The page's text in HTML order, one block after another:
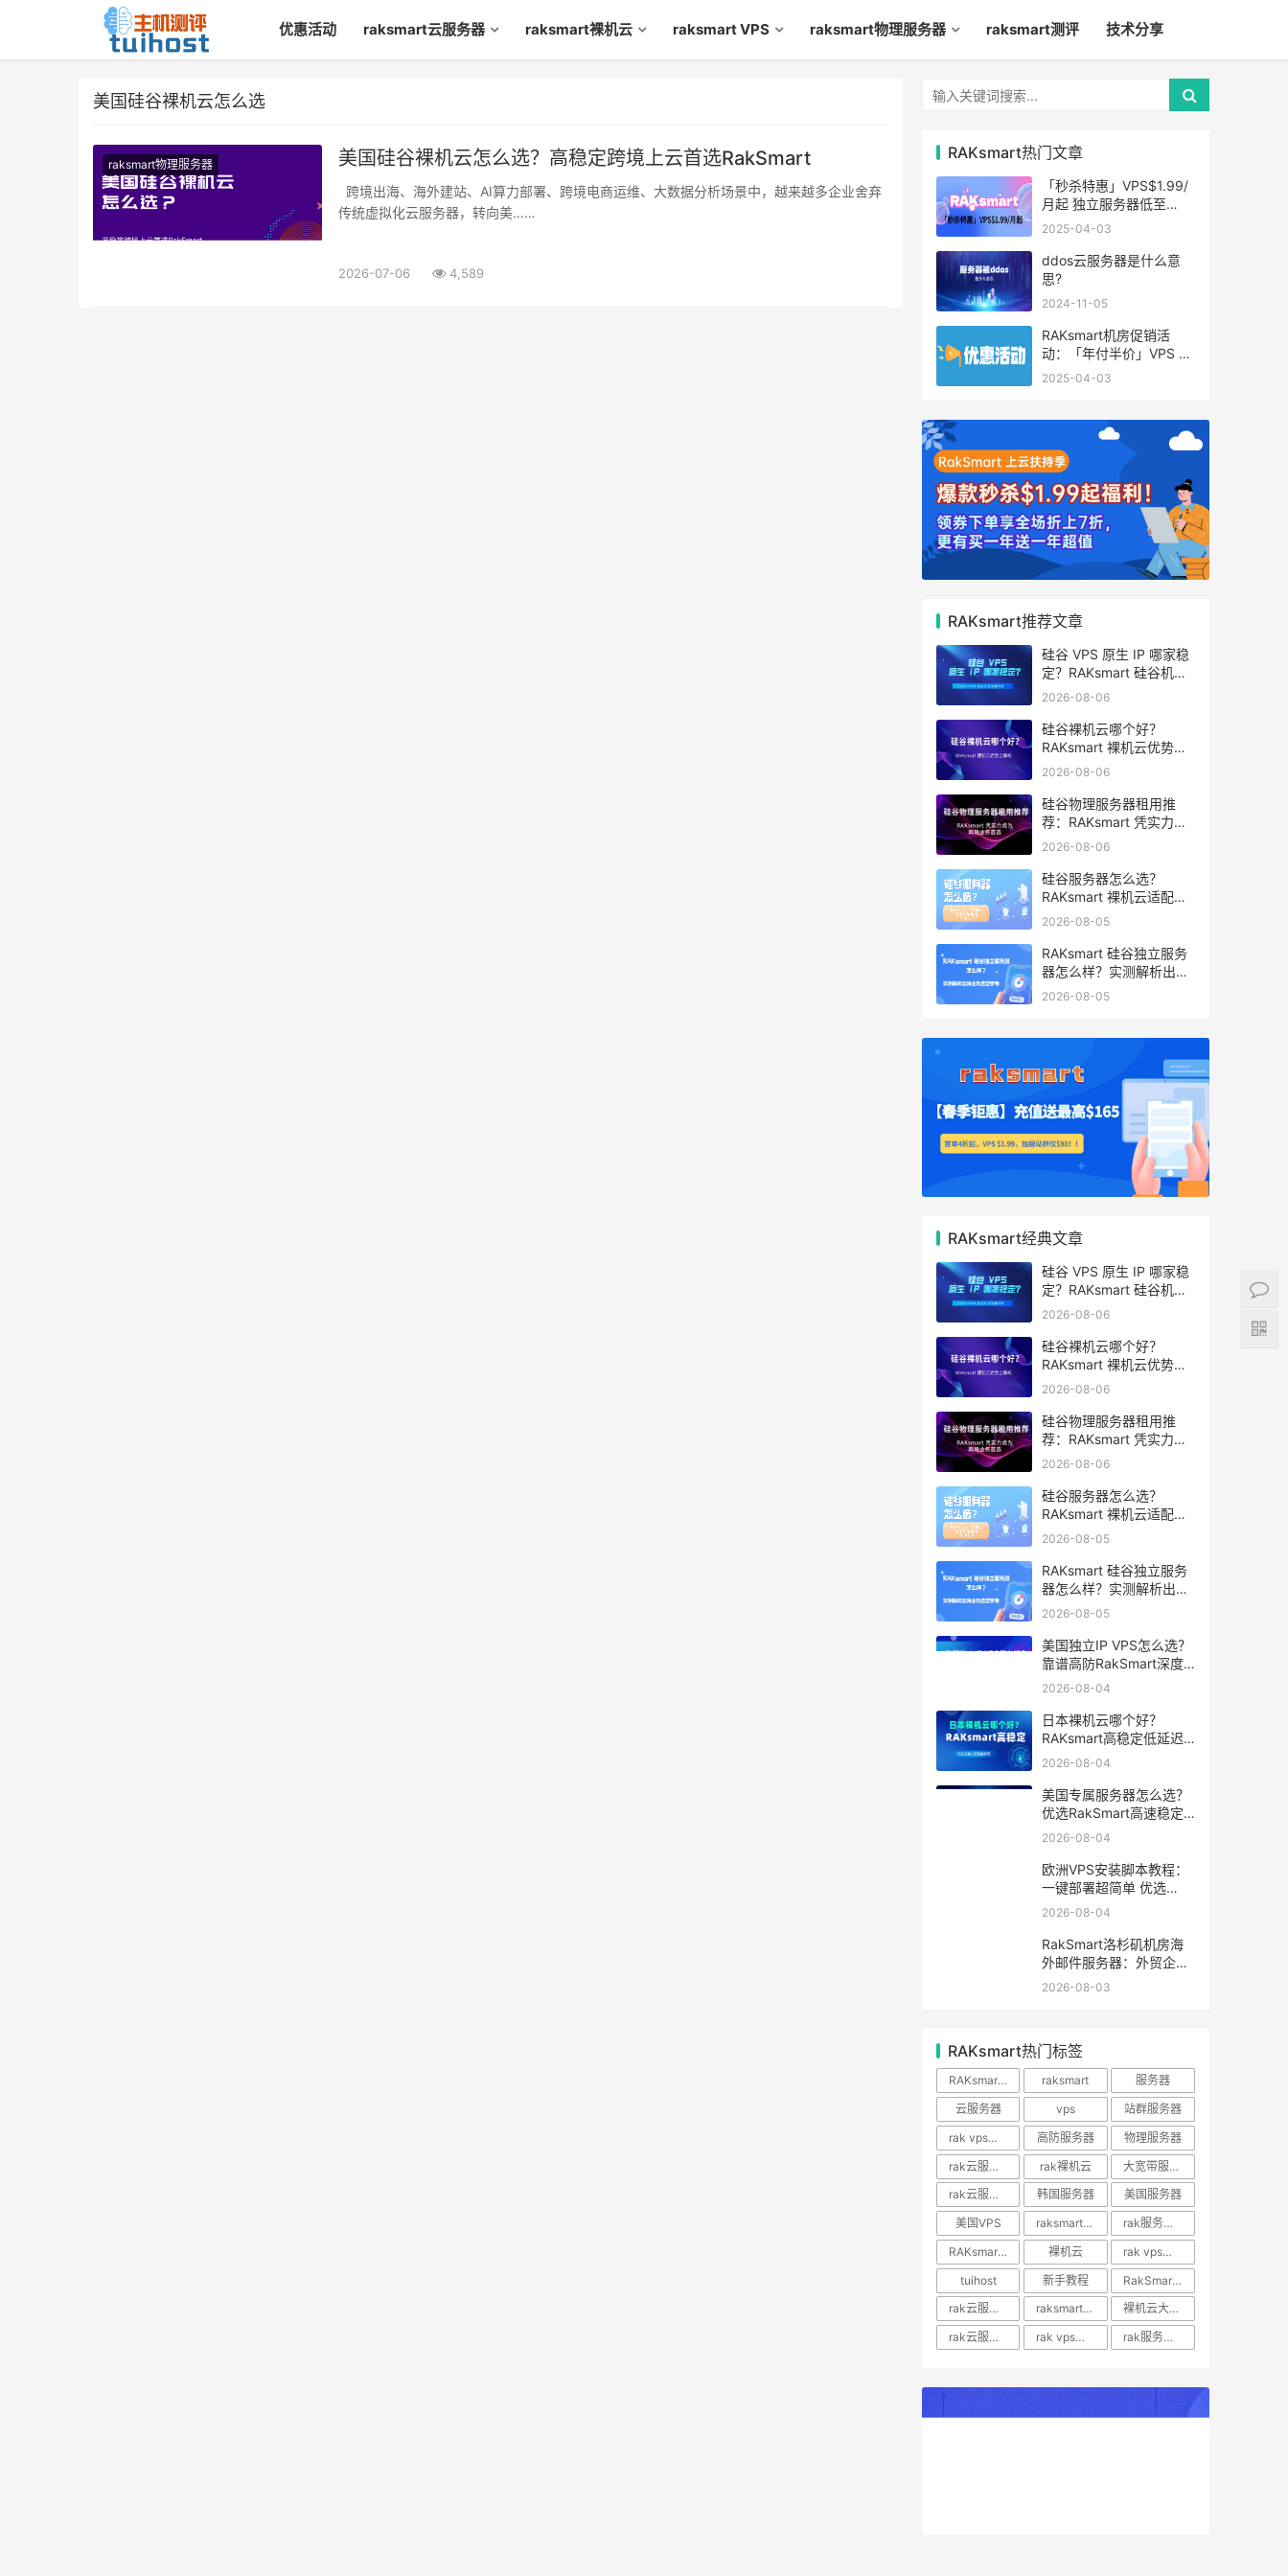
优惠活动 raksmart云服务器 raksmart裸机云 raksmart VPS raksmart物理服务器 raksmart测评 技术分享
美国硅谷裸机云怎么选
raksmart物理服务器 美国硅谷裸机云怎么选？高稳定跨境上云首选RakSmart
跨境出海、海外建站、AI算力部署、跨境电商运维、大数据分析场景中，越来越多企业舍弃
传统虚拟化云服务器，转向美……
2026-07-06 4,589
RAKsmart热门文章
「秒杀特惠」VPS$1.99/
月起 独立服务器低至
$49/月起
2025-04-03
ddos云服务器是什么意
思?
2024-11-05
RAKsmart机房促销活
动：「年付半价」VPS 云
服务器仅$19.6/年起
2025-04-03
RAKsmart推荐文章
硅谷 VPS 原生 IP 哪家稳
定？RAKsmart 硅谷机房
深度评测
2026-08-06
硅谷裸机云哪个好？
RAKsmart 裸机云优势全
解析
2026-08-06
硅谷物理服务器租用推
荐：RAKsmart 凭实力成
为跨境业务首选
2026-08-06
硅谷服务器怎么选？
RAKsmart 裸机云适配跨
境电商 手游后台
2026-08-05
RAKsmart 硅谷独立服务
器怎么样？实测解析出海
业务选型参考
2026-08-05
RAKsmart经典文章
硅谷 VPS 原生 IP 哪家稳
定？RAKsmart 硅谷机房
深度评测
2026-08-06
硅谷裸机云哪个好？
RAKsmart 裸机云优势全
解析
2026-08-06
硅谷物理服务器租用推
荐：RAKsmart 凭实力成
为跨境业务首选
2026-08-06
硅谷服务器怎么选？
RAKsmart 裸机云适配跨
境电商 手游后台
2026-08-05
RAKsmart 硅谷独立服务
器怎么样？实测解析出海
业务选型参考
2026-08-05
美国独立IP VPS怎么选？
靠谱高防RakSmart深度
推荐
2026-08-04
日本裸机云哪个好？
RAKsmart高稳定低延迟
裸机云深度测评
2026-08-04
美国专属服务器怎么选？
优选RakSmart高速稳定
独立服务器
2026-08-04
欧洲VPS安装脚本教程：
一键部署超简单 优选
RakSmart欧洲机房
2026-08-04
RakSmart洛杉矶机房海
外邮件服务器：外贸企业
跨境邮件收发优选
2026-08-03
RAKsmart热门标签
RAKsmart服务器 raksmart
服务器
云服务器
vps
站群服务器
rak vps优惠
高防服务器
物理服务器
rak云服务器推荐
rak裸机云
大宽带服务器
rak云服务器优惠
韩国服务器
美国服务器
美国VPS
raksmart裸机云
rak服务器评测
RAKsmart服务器评测
裸机云
rak vps价格
tuihost
新手教程
RakSmart美国VPS
rak云服务器价格
raksmart美国云服务器
裸机云大宽带服务器
rak云服务器评测
rak vps评测 rak服务器优惠